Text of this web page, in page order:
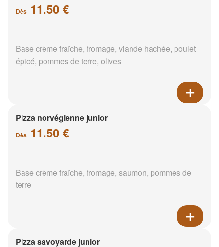
Dès 11.50 €
Base crème fraîche, fromage, viande hachée, poulet
épicé, pommes de terre, olives
Pizza norvégienne junior
Dès 11.50 €
Base crème fraîche, fromage, saumon, pommes de
terre
Pizza savoyarde junior